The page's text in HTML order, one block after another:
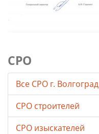
СРО
Все СРО г. Волгоград
СРО строителей
СРО изыскателей